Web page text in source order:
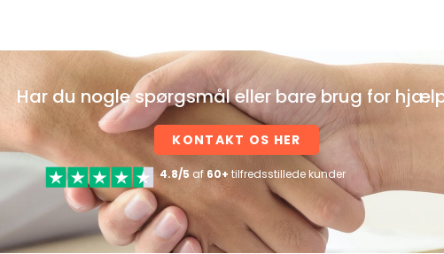
Har du nogle spørgsmål eller bare brug for
KONTAKT OS HER
4.8/5 af 60+ tilfredsstillede kunder